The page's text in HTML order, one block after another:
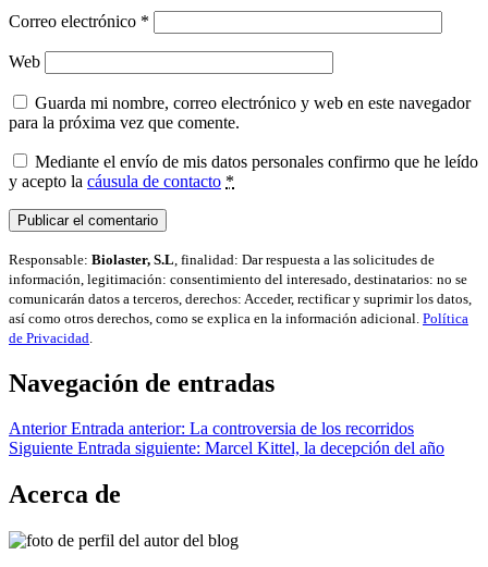
Correo electrónico *
Web
Guarda mi nombre, correo electrónico y web en este navegador
para la próxima vez que comente.
Mediante el envío de mis datos personales confirmo que he leído
y acepto la cáusula de contacto *
Responsable: Biolaster, S.L , finalidad: Dar respuesta a las solicitudes de
información, legitimación: consentimiento del interesado, destinatarios: no se
comunicarán datos a terceros, derechos: Acceder, rectificar y suprimir los datos,
así como otros derechos, como se explica en la información adicional. Política
de Privacidad
Navegación de entradas
Anterior Entrada anterior: La controversia de los recorridos
Siguiente Entrada siguiente: Marcel Kittel, la decepción del año
Acerca de